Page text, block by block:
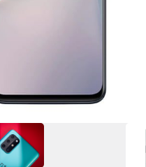
برای بزرگنمایی کلیک کنید